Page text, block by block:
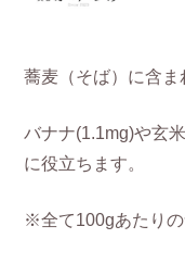
蕎麦（そば）に含ま
バナナ(1.1mg)や玄
に役立ちます。
※全て100gあたり